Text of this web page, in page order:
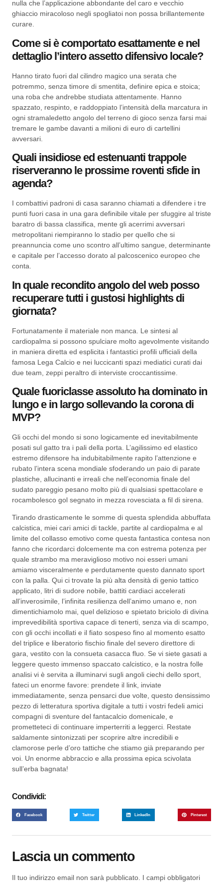
nulla che l’applicazione abbondante del caro e vecchio
ghiaccio miracoloso negli spogliatoi non possa brillantemente
curare.
Come si è comportato esattamente e nel
dettaglio l’intero assetto difensivo locale?
Hanno tirato fuori dal cilindro magico una serata che
potremmo, senza timore di smentita, definire epica e stoica;
una roba che andrebbe studiata attentamente. Hanno
spazzato, respinto, e raddoppiato l’intensità della marcatura in
ogni stramaledetto angolo del terreno di gioco senza farsi mai
tremare le gambe davanti a milioni di euro di cartellini
avversari.
Quali insidiose ed estenuanti trappole
riserveranno le prossime roventi sfide in
agenda?
I combattivi padroni di casa saranno chiamati a difendere i tre
punti fuori casa in una gara definibile vitale per sfuggire al triste
baratro di bassa classifica, mente gli acerrimi avversari
metropolitani riempiranno lo stadio per quello che si
preannuncia come uno scontro all’ultimo sangue, determinante
e capitale per l’accesso dorato al palcoscenico europeo che
conta.
In quale recondito angolo del web posso
recuperare tutti i gustosi highlights di
giornata?
Fortunatamente il materiale non manca. Le sintesi al
cardiopalma si possono spulciare molto agevolmente visitando
in maniera diretta ed esplicita i fantastici profili ufficiali della
famosa Lega Calcio e nei luccicanti spazi mediatici curati dai
due team, zeppi peraltro di interviste croccantissime.
Quale fuoriclasse assoluto ha dominato in
lungo e in largo sollevando la corona di
MVP?
Gli occhi del mondo si sono logicamente ed inevitabilmente
posati sul gatto tra i pali della porta. L’agilissimo ed elastico
estremo difensore ha indubitabilmente rapito l’attenzione e
rubato l’intera scena mondiale sfoderando un paio di parate
plastiche, allucinanti e irreali che nell’economia finale del
sudato pareggio pesano molto più di qualsiasi spettacolare e
rocambolesco gol segnato in mezza rovesciata a fil di sirena.
Tirando drasticamente le somme di questa splendida abbuffata
calcistica, miei cari amici di tackle, partite al cardiopalma e al
limite del collasso emotivo come questa fantastica contesa non
fanno che ricordarci dolcemente ma con estrema potenza per
quale strambo ma meraviglioso motivo noi esseri umani
amiamo visceralmente e perdutamente questo dannato sport
con la palla. Qui ci trovate la più alta densità di genio tattico
applicato, litri di sudore nobile, battiti cardiaci accelerati
all’inverosimile, l’infinita resilienza dell’animo umano e, non
dimentichiamolo mai, quel delizioso e spietato briciolo di divina
imprevedibilità sportiva capace di tenerti, senza via di scampo,
con gli occhi incollati e il fiato sospeso fino al momento esatto
del triplice e liberatorio fischio finale del severo direttore di
gara, vestito con la consueta casacca fluo. Se vi siete gasati a
leggere questo immenso spaccato calcistico, e la nostra folle
analisi vi è servita a illuminarvi sugli angoli ciechi dello sport,
fateci un enorme favore: prendete il link, inviate
immediatamente, senza pensarci due volte, questo densissimo
pezzo di letteratura sportiva digitale a tutti i vostri fedeli amici
compagni di sventure del fantacalcio domenicale, e
prometteteci di continuare imperterriti a leggerci. Restate
saldamente sintonizzati per scoprire altre incredibili e
clamorose perle d’oro tattiche che stiamo già preparando per
voi. Un enorme abbraccio e alla prossima epica scivolata
sull’erba bagnata!
Condividi:
Facebook Twitter LinkedIn Pinterest
Lascia un commento
Il tuo indirizzo email non sarà pubblicato. I campi obbligatori